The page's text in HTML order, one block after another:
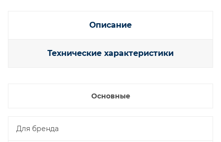
Описание
Технические характеристики
Основные
Для бренда